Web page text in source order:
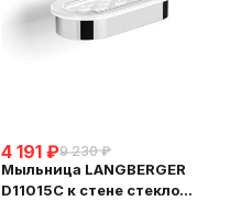
4 191 ₽9 230 ₽
Мыльница LANGBERGER
D11015C к стене стекло